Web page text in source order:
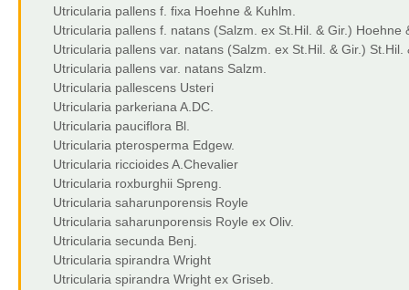
Utricularia pallens f. fixa Hoehne & Kuhlm.
Utricularia pallens f. natans (Salzm. ex St.Hil. & Gir.) Hoehne
Utricularia pallens var. natans (Salzm. ex St.Hil. & Gir.) St.Hil.
Utricularia pallens var. natans Salzm.
Utricularia pallescens Usteri
Utricularia parkeriana A.DC.
Utricularia pauciflora Bl.
Utricularia pterosperma Edgew.
Utricularia riccioides A.Chevalier
Utricularia roxburghii Spreng.
Utricularia saharunporensis Royle
Utricularia saharunporensis Royle ex Oliv.
Utricularia secunda Benj.
Utricularia spirandra Wright
Utricularia spirandra Wright ex Griseb.